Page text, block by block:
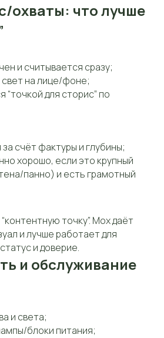
охваты: что лучше
и считывается сразу;
на лице/фоне;
“точкой для сторис” по
счёт фактуры и глубины;
хорошо, если это крупный
панно) и есть грамотный
точку”. Мох даёт
и лучше работает для
и доверие.
и обслуживание
и света;
блоки питания;